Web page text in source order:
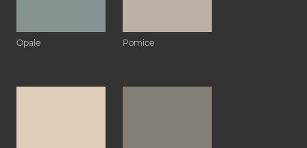
Opale Pomice